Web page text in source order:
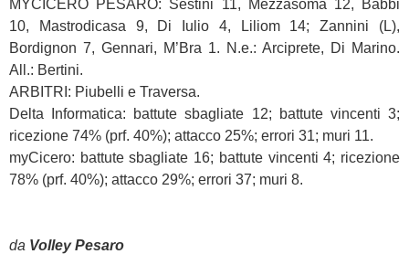
MYCICERO PESARO: Sestini 11, Mezzasoma 12, Babbi
10, Mastrodicasa 9, Di Iulio 4, Liliom 14; Zannini (L),
Bordignon 7, Gennari, M’Bra 1. N.e.: Arciprete, Di Marino.
All.: Bertini.
ARBITRI: Piubelli e Traversa.
Delta Informatica: battute sbagliate 12; battute vincenti 3;
ricezione 74% (prf. 40%); attacco 25%; errori 31; muri 11.
myCicero: battute sbagliate 16; battute vincenti 4; ricezione
78% (prf. 40%); attacco 29%; errori 37; muri 8.
da Volley Pesaro